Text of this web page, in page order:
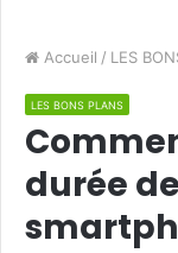
Accueil / LES
LES BONS PLANS
durée